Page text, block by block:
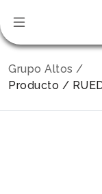
Grupo Altos /
Producto /